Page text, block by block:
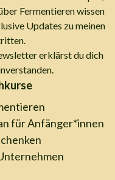
Fermentieren wissen
Updates zu meinen
erklärst du dich
für Anfänger*innen